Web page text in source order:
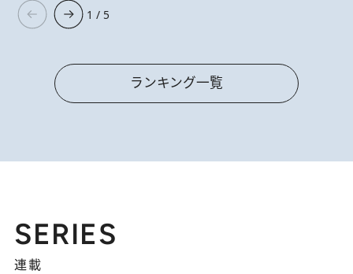
1 / 5
ランキング一覧
SERIES
連載